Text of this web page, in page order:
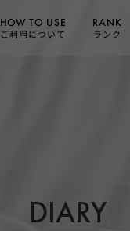
DIARY
HOW TO USE
ご利用について
RANK
ランク